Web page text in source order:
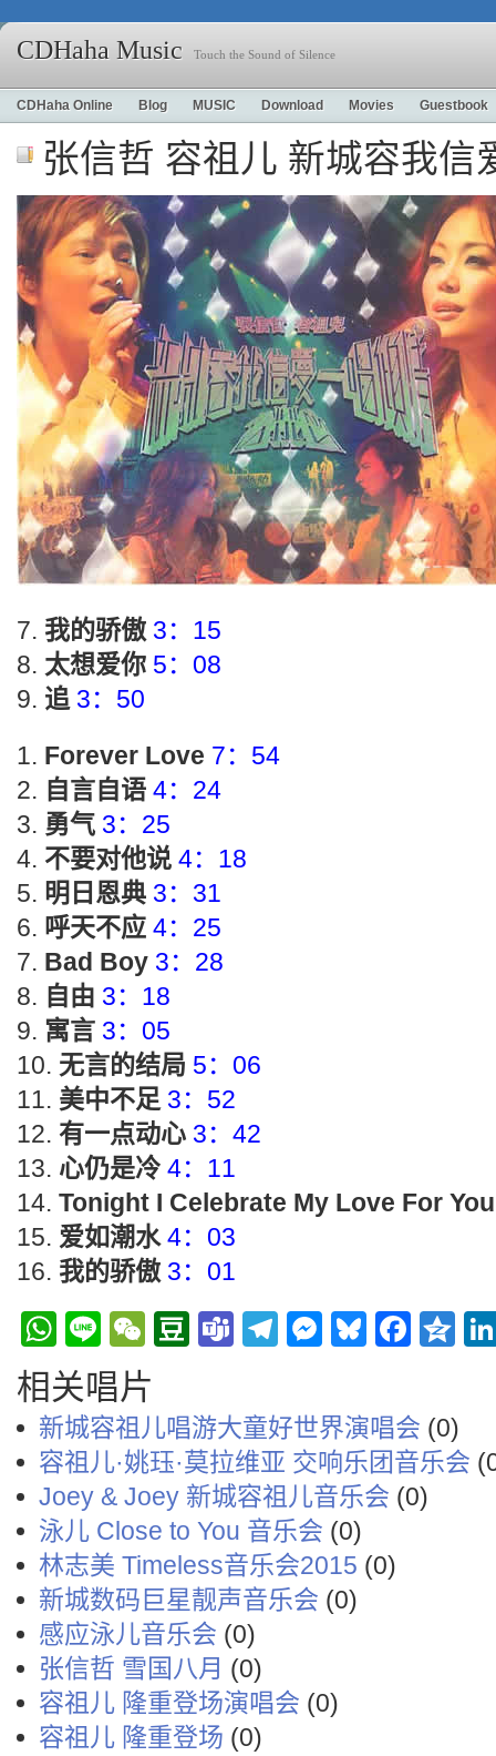
CDHaha Music Touch the Sound of Silence
CDHaha Online Blog MUSIC Download Movies Guestbook
张信哲 容祖儿 新城容我信
我的骄傲 3：15
太想爱你 5：08
追 3：50
Forever Love 7：54
自言自语 4：24
勇气 3：25
不要对他说 4：18
明日恩典 3：31
呼天不应 4：25
Bad Boy 3：28
自由 3：18
寓言 3：05
无言的结局 5：06
美中不足 3：52
有一点动心 3：42
心仍是冷 4：11
Tonight I Celebrate My Love For You
爱如潮水 4：03
我的骄傲 3：01
WhatsApp
LineWeChat
Douban
TeamsTelegramBluesky
相关唱片
新城容祖儿唱游大童好世界演唱会 (0)
容祖儿·姚珏·莫拉维亚 交响乐团音乐会
Joey & Joey 新城容祖儿音乐会 (0)
泳儿 Close to You 音乐会 (0)
林志美 Timeless音乐会2015 (0)
新城数码巨星靓声音乐会 (0)
感应泳儿音乐会 (0)
张信哲 雪国八月 (0)
容祖儿 隆重登场演唱会 (0)
容祖儿 隆重登场 (0)